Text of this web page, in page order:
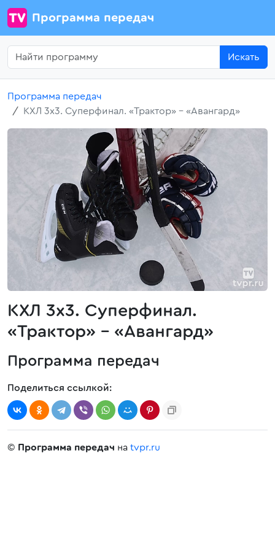
Программа передач
Искать
Программа передач
КХЛ 3х3. Суперфинал. «Трактор» - «Авангард»
КХЛ 3х3. Суперфинал.
«Трактор» - «Авангард»
Программа передач
Поделиться ссылкой:
© Программа передач на tvpr.ru